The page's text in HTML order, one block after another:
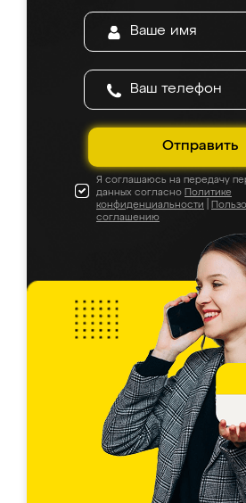
Отправить
Я соглашаюсь на передачу
данных согласно Политике
конфиденциальности
соглашению